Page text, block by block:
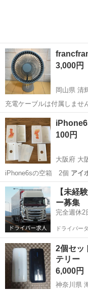
3,000円
岡山県 清
充電ケーブルは付属しませ
使用下さい。…
岡山 岡山市
100円
大阪府 大
iPhone6sの空箱 2個 アイ
大阪 大阪市 その他
【未経
ー募集
完全週休2
ドライバー
2個セッ
テリー
6,000円
神奈川県